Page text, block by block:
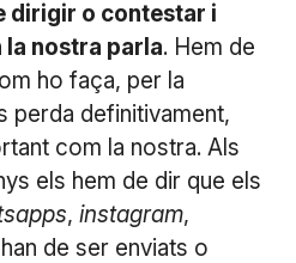
dirigir o contestar i
la nostra parla. Hem de
ho faça, per la
perda definitivament,
com la nostra. Als
els hem de dir que els
, instagram,
de ser enviats o